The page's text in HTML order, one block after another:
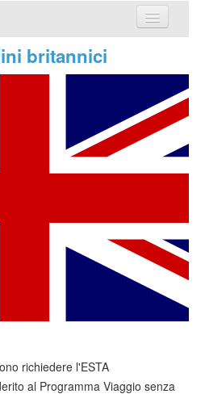
britannici
richiedere l'ESTA
al Programma Viaggio senza